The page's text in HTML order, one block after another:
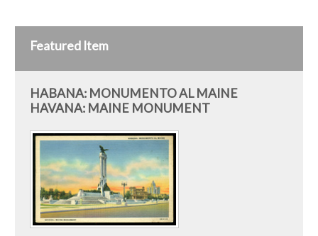
Featured Item
HABANA: MONUMENTO AL MAINE
HAVANA: MAINE MONUMENT